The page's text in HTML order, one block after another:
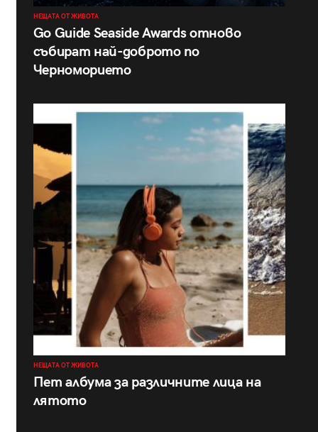
НЕЩАТА ОТ ЖИВОТА
Go Guide Seaside Awards отново
събират най-доброто по
Черноморието
НЕЩАТА ОТ ЖИВОТА
Пет албума за различните лица на
лятото